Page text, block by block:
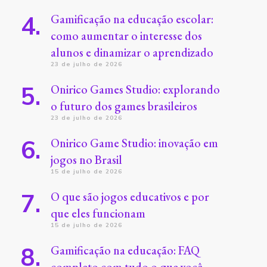
Gamificação na educação escolar:
como aumentar o interesse dos
alunos e dinamizar o aprendizado
23 de julho de 2026
Onirico Games Studio: explorando
o futuro dos games brasileiros
23 de julho de 2026
Onirico Game Studio: inovação em
jogos no Brasil
15 de julho de 2026
O que são jogos educativos e por
que eles funcionam
15 de julho de 2026
Gamificação na educação: FAQ